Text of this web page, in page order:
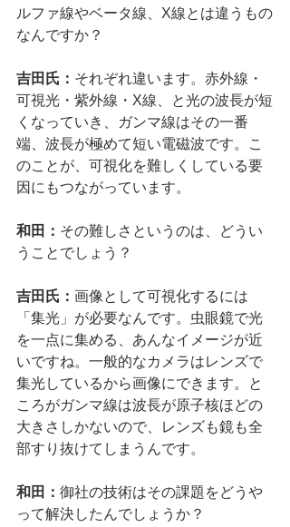
ルファ線やベータ線、X線とは違うもの
なんですか？
吉田氏： それぞれ違います。赤外線・
可視光・紫外線・X線、と光の波長が短
くなっていき、ガンマ線はその一番
端、波長が極めて短い電磁波です。こ
のことが、可視化を難しくしている要
因にもつながっています。
和田： その難しさというのは、どうい
うことでしょう？
吉田氏： 画像として可視化するには
「集光」が必要なんです。虫眼鏡で光
を一点に集める、あんなイメージが近
いですね。一般的なカメラはレンズで
集光しているから画像にできます。と
ころがガンマ線は波長が原子核ほどの
大きさしかないので、レンズも鏡も全
部すり抜けてしまうんです。
和田： 御社の技術はその課題をどうや
って解決したんでしょうか？